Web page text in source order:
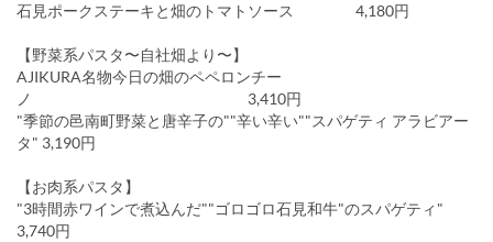
石見ポークステーキと畑のトマトソース 4,180円
【野菜系パスタ〜自社畑より〜】
AJIKURA名物今日の畑のペペロンチー
ノ 3,410円
"季節の邑南町野菜と唐辛子の""辛い辛い""スパゲティ アラビアー
タ" 3,190円
【お肉系パスタ】
"3時間赤ワインで煮込んだ""ゴロゴロ石見和牛"のスパゲティ"
3,740円